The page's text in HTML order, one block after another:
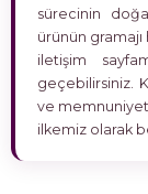
sürecinin
ürünün
iletişim
geçebilirsiniz.
ve memnuniyet
ilkemiz olarak